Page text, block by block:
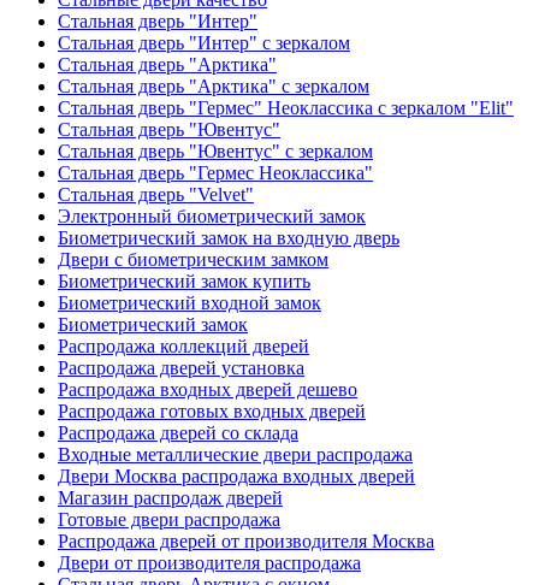
Стальная дверь "Интер"
Стальная дверь "Интер" с зеркалом
Стальная дверь "Арктика"
Стальная дверь "Арктика" с зеркалом
Стальная дверь "Гермес" Неоклассика с зеркалом "Elit"
Стальная дверь "Ювентус"
Стальная дверь "Ювентус" с зеркалом
Стальная дверь "Гермес Неоклассика"
Стальная дверь "Velvet"
Электронный биометрический замок
Биометрический замок на входную дверь
Двери с биометрическим замком
Биометрический замок купить
Биометрический входной замок
Биометрический замок
Распродажа коллекций дверей
Распродажа дверей установка
Распродажа входных дверей дешево
Распродажа готовых входных дверей
Распродажа дверей со склада
Входные металлические двери распродажа
Двери Москва распродажа входных дверей
Магазин распродаж дверей
Готовые двери распродажа
Распродажа дверей от производителя Москва
Двери от производителя распродажа